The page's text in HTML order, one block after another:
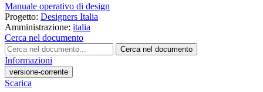
Manuale operativo di design
Progetto: Designers Italia
Amministrazione: italia
Cerca nel documento
Cerca nel documento
Informazioni
versione-corrente
Scarica